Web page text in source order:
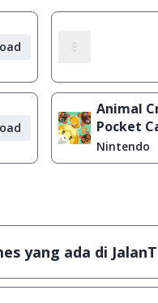
Animal
Pocket
Nintendo
yang ada di
& games yang